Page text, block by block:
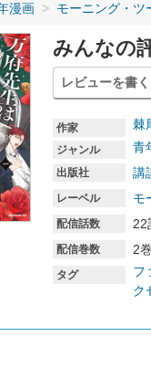
漫画 モーニング・ツ
みんなの
レビューを書く
作家 棘
ジャンル 青
出版社 講
レーベル モ
配信話数 22
配信巻数 2
タグ フ
ク